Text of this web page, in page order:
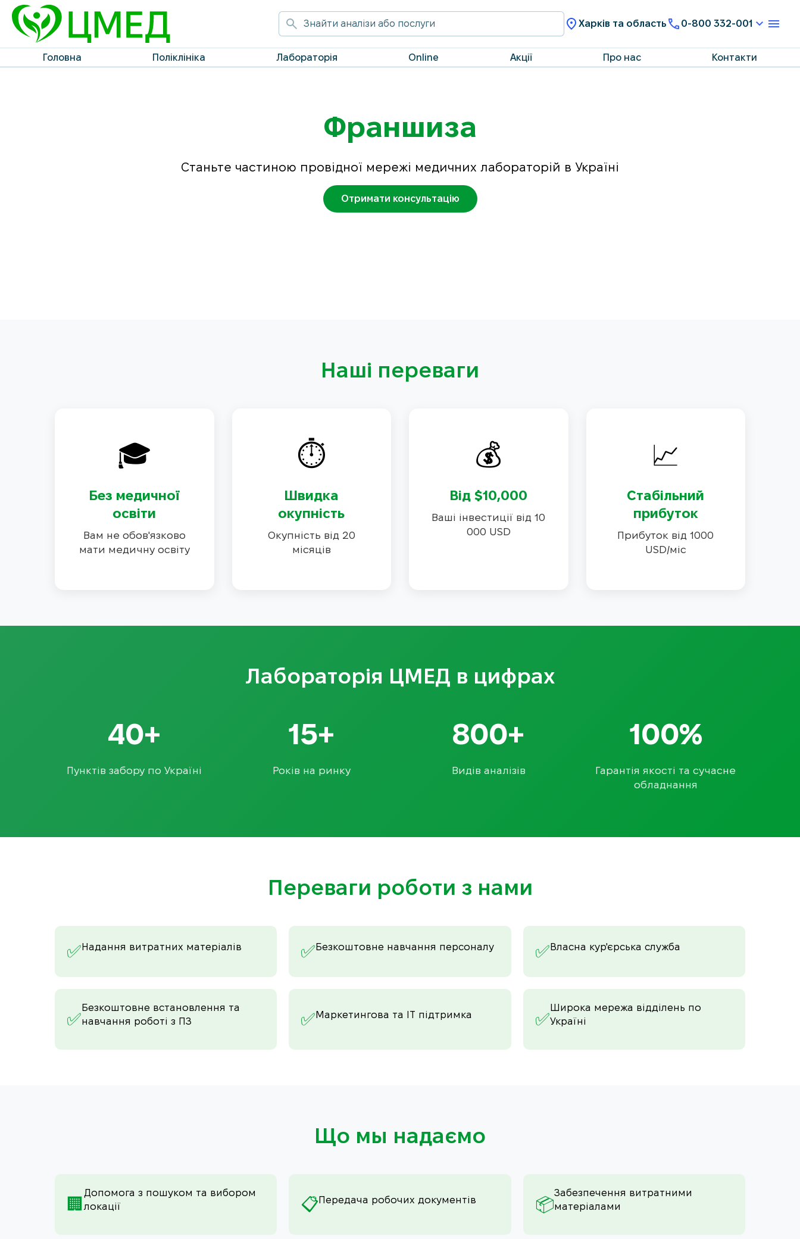
Харків та область 0-800 332-001
Головна Поліклініка Лабораторія Online Акції Про нас Контакти
Франшиза
Станьте частиною провідної мережі медичних лабораторій в Україні
Отримати консультацію
Наші переваги
🎓
Без медичної
освіти
Вам не обов'язково
мати медичну освіту
⏱️
Швидка
окупність
Окупність від 20
місяців
💰
Від $10,000
Ваші інвестиції від 10
000 USD
📈
Стабільний
прибуток
Прибуток від 1000
USD/міс
Лабораторія ЦМЕД в цифрах
40+
Пунктів забору по Україні
15+
Років на ринку
800+
Видів аналізів
100%
Гарантія якості та сучасне
обладнання
Переваги роботи з нами
✅Надання витратних матеріалів ✅Безкоштовне навчання персоналу ✅Власна кур'єрська служба
✅
Безкоштовне встановлення та
навчання роботі з ПЗ
✅Маркетингова та IT підтримка ✅
Широка мережа відділень по
Україні
Що мы надаємо
🏢
Допомога з пошуком та вибором
локації
📋Передача робочих документів 📦
Забезпечення витратними
матеріалами